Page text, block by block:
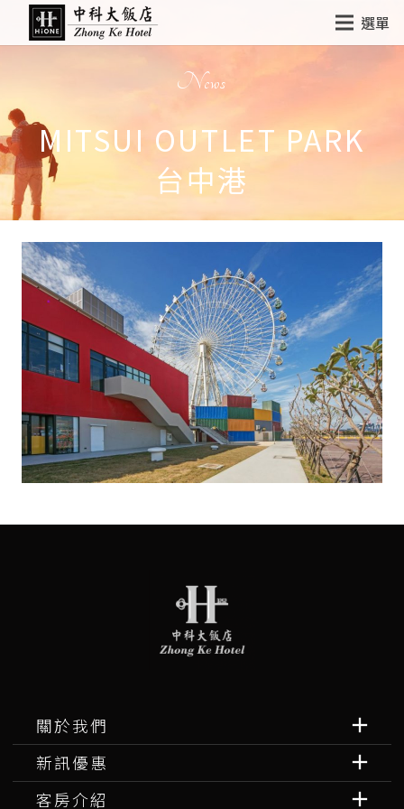
選單
News
MITSUI OUTLET PARK
台中港
關於我們
新訊優惠
客房介紹